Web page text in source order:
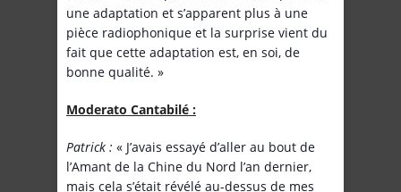
une adaptation et s’apparent plus à une
pièce radiophonique et la surprise vient du
fait que cette adaptation est, en soi, de
bonne qualité. »
Moderato Cantabilé :
Patrick : « J’avais essayé d’aller au bout de
l’Amant de la Chine du Nord l’an dernier,
mais cela s’était révélé au-dessus de mes